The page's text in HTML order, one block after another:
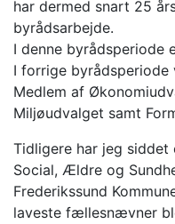
har dermed snart 25
byrådsarbejde.
I denne byrådsperiode
I forrige byrådsperiode
Medlem af
Miljøudvalget samt
Tidligere har jeg
Social, Ældre og
Frederikssund
laveste fællesnævner